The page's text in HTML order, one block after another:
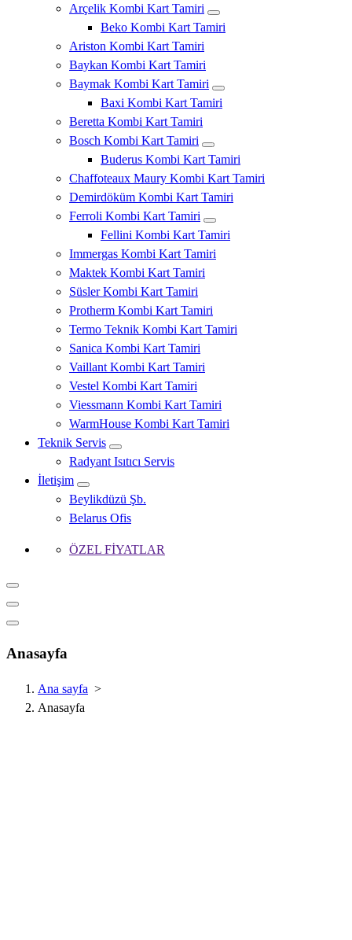
Arçelik Kombi Kart Tamiri
Beko Kombi Kart Tamiri
Ariston Kombi Kart Tamiri
Baykan Kombi Kart Tamiri
Baymak Kombi Kart Tamiri
Baxi Kombi Kart Tamiri
Beretta Kombi Kart Tamiri
Bosch Kombi Kart Tamiri
Buderus Kombi Kart Tamiri
Chaffoteaux Maury Kombi Kart Tamiri
Demirdöküm Kombi Kart Tamiri
Ferroli Kombi Kart Tamiri
Fellini Kombi Kart Tamiri
Immergas Kombi Kart Tamiri
Maktek Kombi Kart Tamiri
Süsler Kombi Kart Tamiri
Protherm Kombi Kart Tamiri
Termo Teknik Kombi Kart Tamiri
Sanica Kombi Kart Tamiri
Vaillant Kombi Kart Tamiri
Vestel Kombi Kart Tamiri
Viessmann Kombi Kart Tamiri
WarmHouse Kombi Kart Tamiri
Teknik Servis
Radyant Isıtıcı Servis
İletişim
Beylikdüzü Şb.
Belarus Ofis
ÖZEL FİYATLAR
Anasayfa
Ana sayfa >
Anasayfa